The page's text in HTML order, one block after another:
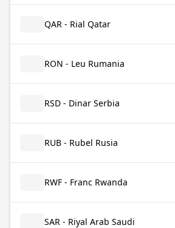
QAR - Rial Qatar
RON - Leu Rumania
RSD - Dinar Serbia
RUB - Rubel Rusia
RWF - Franc Rwanda
SAR - Riyal Arab Saudi